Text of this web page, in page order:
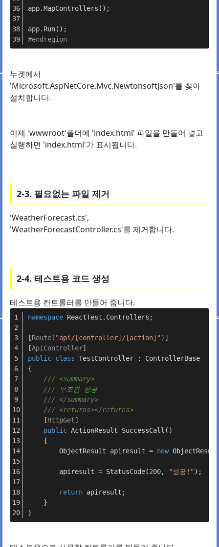
app.MapControllers();
app.Run();
#endregion
누겟에서
'Microsoft.AspNetCore.Mvc.NewtonsoftJson'를 찾아
설치합니다.
이제 'wwwroot'폴더에 'index.html' 파일을 만들어 넣고
실행하면 'index.html'가 표시됩니다.
2-3. 필요없는 파일 제거
'WeatherForecast.cs',
'WeatherForecastController.cs'를 제거합니다.
2-4. 테스트용 코드 생성
테스트용 컨트롤러를 만들어 줍니다.
namespace ReactTest.Controllers ;
[Route( "api/[controller]/[action]" ) ]
[ApiController]
public class TestController : ControllerBase
{
/// <summary>
/// 무조건 성공
/// </summary>
/// <returns></returns>
    [
HttpGet]
public ActionResult SuccessCall ()
    {
        ObjectResult apiresult =
new
        apiresult = StatusCode(
200, "성공!" );
return apiresult;
    }
}